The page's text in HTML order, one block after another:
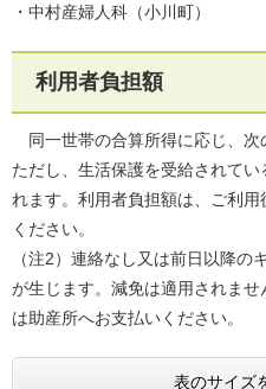
・中村産婦人科（小川町）
利用者負担額
同一世帯の合算所得に応じ、次
ただし、生活保護を受給されて
れます。利用者負担額は、ご利
ください。
（注2）連絡なし又は前日以降の
が生じます。減免は適用されま
は助産所へお支払いください。
表のサイズ